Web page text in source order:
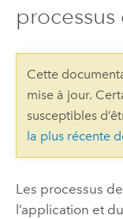
Cette
mise à jour.
susceptibles
la plus récente
Les processus
l’application et